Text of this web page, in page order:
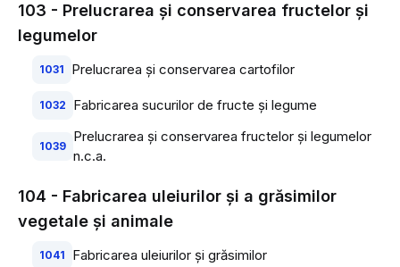
103 - Prelucrarea şi conservarea fructelor şi
legumelor
1031 Prelucrarea şi conservarea cartofilor
1032 Fabricarea sucurilor de fructe şi legume
1039
Prelucrarea şi conservarea fructelor şi legumelor
n.c.a.
104 - Fabricarea uleiurilor şi a grăsimilor
vegetale şi animale
1041 Fabricarea uleiurilor şi grăsimilor